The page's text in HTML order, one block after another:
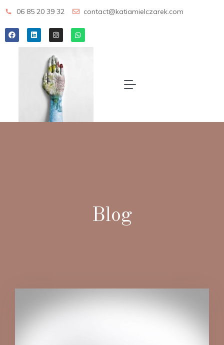
06 85 20 39 32 contact@katiamielczarek.com
Blog